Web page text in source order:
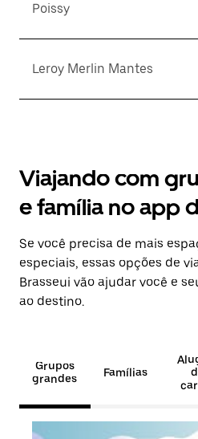
Poissy
Leroy Merlin Mantes
Viajando com
e família no app
Se você precisa de mais
especiais, essas opções de
Brasseui vão ajudar você e
ao destino.
Grupos
grandes
Famílias